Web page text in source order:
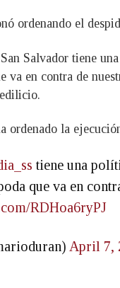
ordenando el
Salvador tiene
va en contra de
ordenado la
tiene una
que va en
RDHoa6ryPJ
April 7,